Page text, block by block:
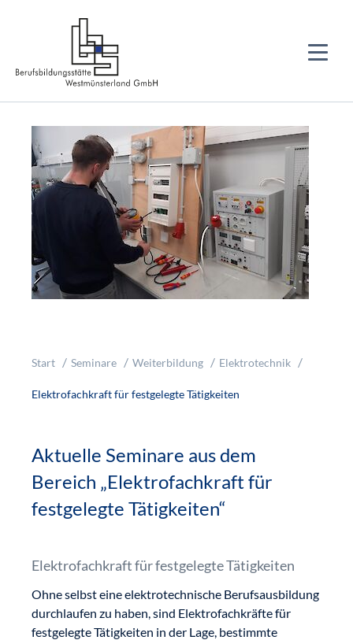
Start Seminare Weiterbildung Elektrotechnik
Elektrofachkraft für festgelegte Tätigkeiten
Aktuelle Seminare aus dem
Bereich „Elektrofachkraft für
festgelegte Tätigkeiten“
Elektrofachkraft für festgelegte Tätigkeiten
Ohne selbst eine elektrotechnische Berufsausbildung
durchlaufen zu haben, sind Elektrofachkräfte für
festgelegte Tätigkeiten in der Lage, bestimmte